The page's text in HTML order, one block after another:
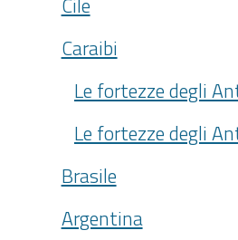
Caraibi
Le fortezze degli
Le fortezze degli
Brasile
Argentina